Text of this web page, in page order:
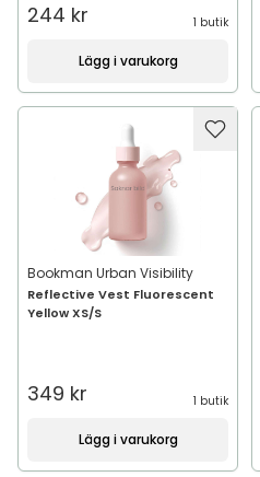
244 kr 1 butik
Lägg i varukorg
Bookman Urban Visibility
Reflective Vest Fluorescent
Yellow XS/S
349 kr 1 butik
Lägg i varukorg